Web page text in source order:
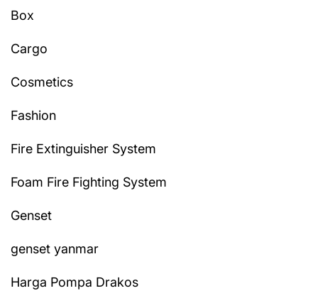
Box
Cargo
Cosmetics
Fashion
Fire Extinguisher System
Foam Fire Fighting System
Genset
genset yanmar
Harga Pompa Drakos